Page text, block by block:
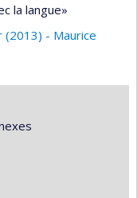
la langue»
(2013) - Maurice